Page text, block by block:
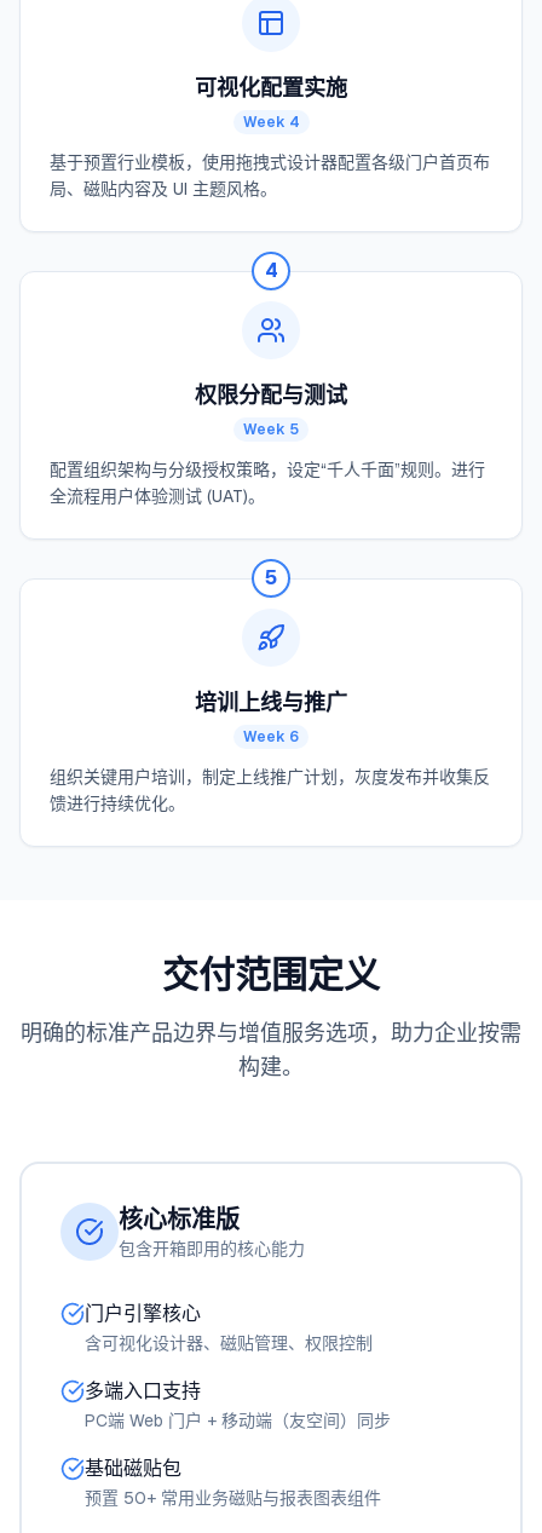
可视化配置实施
Week 4
基于预置行业模板，使用拖拽式设计器配置各级门户首页布
局、磁贴内容及 UI 主题风格。
4
权限分配与测试
Week 5
配置组织架构与分级授权策略，设定“千人千面”规则。进行
全流程用户体验测试 (UAT)。
5
培训上线与推广
Week 6
组织关键用户培训，制定上线推广计划，灰度发布并收集反
馈进行持续优化。
交付范围定义
明确的标准产品边界与增值服务选项，助力企业按需
构建。
核心标准版
包含开箱即用的核心能力
门户引擎核心
含可视化设计器、磁贴管理、权限控制
多端入口支持
PC端 Web 门户 + 移动端（友空间）同步
基础磁贴包
预置 50+ 常用业务磁贴与报表图表组件